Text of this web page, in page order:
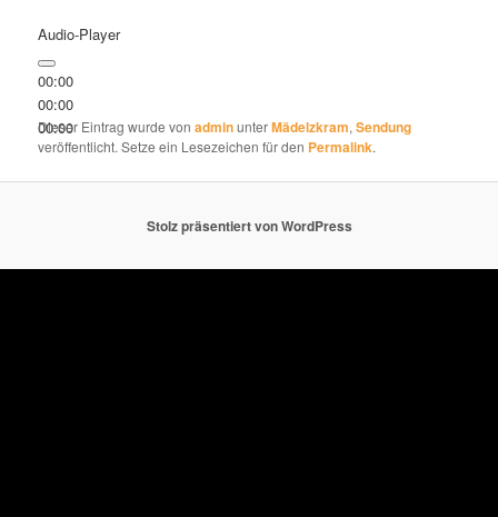
Audio-Player
00:00
00:00
00:00
Dieser Eintrag wurde vonadminunterMädelzkram,Sendung
veröffentlicht. Setze ein Lesezeichen für den Permalink.
Stolz präsentiert von WordPress